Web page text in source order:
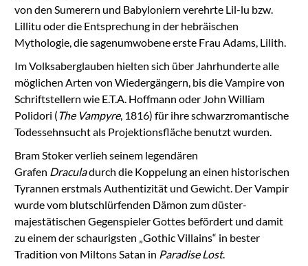
von den Sumerern und Babyloniern verehrte Lil-lu bzw.
Lillitu oder die Entsprechung in der hebräischen
Mythologie, die sagenumwobene erste Frau Adams, Lilith.
Im Volksaberglauben hielten sich über Jahrhunderte alle
möglichen Arten von Wiedergängern, bis die Vampire von
Schriftstellern wie E.T.A. Hoffmann oder John William
Polidori (The Vampyre, 1816) für ihre schwarzromantische
Todessehnsucht als Projektionsfläche benutzt wurden.
Bram Stoker verlieh seinem legendären
Grafen Draculadurch die Koppelung an einen historischen
Tyrannen erstmals Authentizität und Gewicht. Der Vampir
wurde vom blutschlürfenden Dämon zum düster-
majestätischen Gegenspieler Gottes befördert und damit
zu einem der schaurigsten „Gothic Villains“ in bester
Tradition von Miltons Satan in Paradise Lost.